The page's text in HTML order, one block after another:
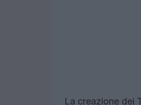
La creazione dei